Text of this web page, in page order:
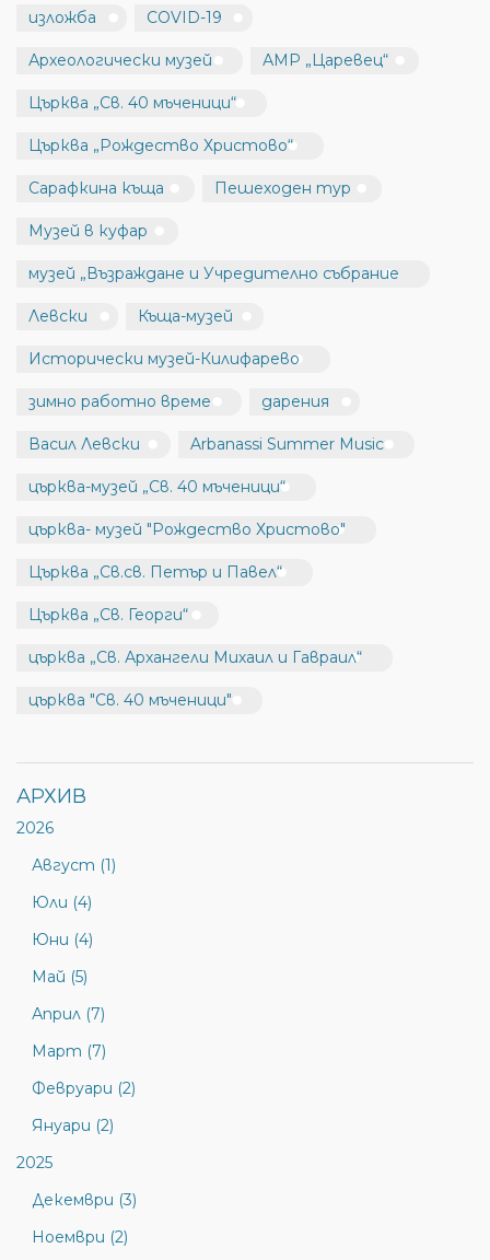
изложба COVID-19
Археологически музей АМР „Царевец“
Църква „Св. 40 мъченици“
Църква „Рождество Христово“
Сарафкина къща Пешеходен тур
Музей в куфар
музей „Възраждане и Учредително събрание
Левски Къща-музей
Исторически музей-Килифарево
зимно работно време дарения
Васил Левски Arbanassi Summer Music
църква-музей „Св. 40 мъченици“
църква- музей "Рождество Христово"
Църква „Св.св. Петър и Павел“
Църква „Св. Георги“
църква „Св. Архангели Михаил и Гавраил“
църква "Св. 40 мъченици"
АРХИВ
2026
Август (1)
Юли (4)
Юни (4)
Май (5)
Април (7)
Март (7)
Февруари (2)
Януари (2)
2025
Декември (3)
Ноември (2)